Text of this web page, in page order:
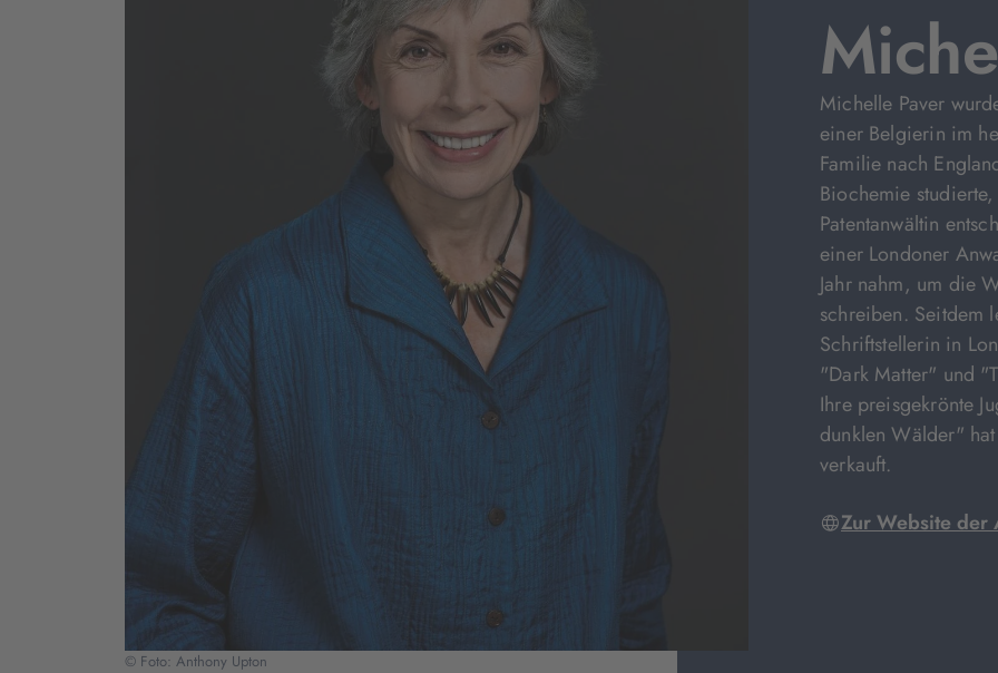
© Foto: Anthony Upton
Michelle Paver
einer Belgierin im
Familie nach
Biochemie
Patentanwältin
einer Londoner
Jahr nahm, um die
schreiben. Seitdem
Schriftstellerin in
"Dark Matter" und
Ihre preisgekrönte
dunklen Wälder"
verkauft.
Zur Website der